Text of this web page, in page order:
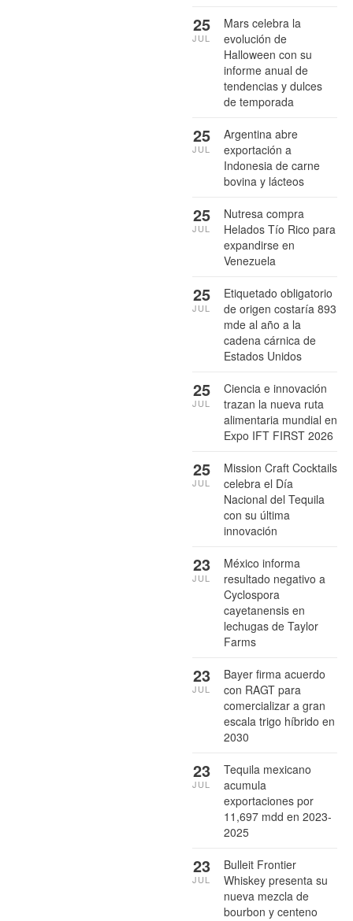
Mars celebra la
evolución de
Halloween con su
informe anual de
tendencias y dulces
de temporada
25
JUL
Argentina abre
exportación a
Indonesia de carne
bovina y lácteos
25
JUL
Nutresa compra
Helados Tío Rico para
expandirse en
Venezuela
25
JUL
Etiquetado obligatorio
de origen costaría 893
mde al año a la
cadena cárnica de
Estados Unidos
25
JUL
Ciencia e innovación
trazan la nueva ruta
alimentaria mundial en
Expo IFT FIRST 2026
25
JUL
Mission Craft Cocktails
celebra el Día
Nacional del Tequila
con su última
innovación
25
JUL
México informa
resultado negativo a
Cyclospora
cayetanensis en
lechugas de Taylor
Farms
23
JUL
Bayer firma acuerdo
con RAGT para
comercializar a gran
escala trigo híbrido en
2030
23
JUL
Tequila mexicano
acumula
exportaciones por
11,697 mdd en 2023-
2025
23
JUL
Bulleit Frontier
Whiskey presenta su
nueva mezcla de
bourbon y centeno
23
JUL